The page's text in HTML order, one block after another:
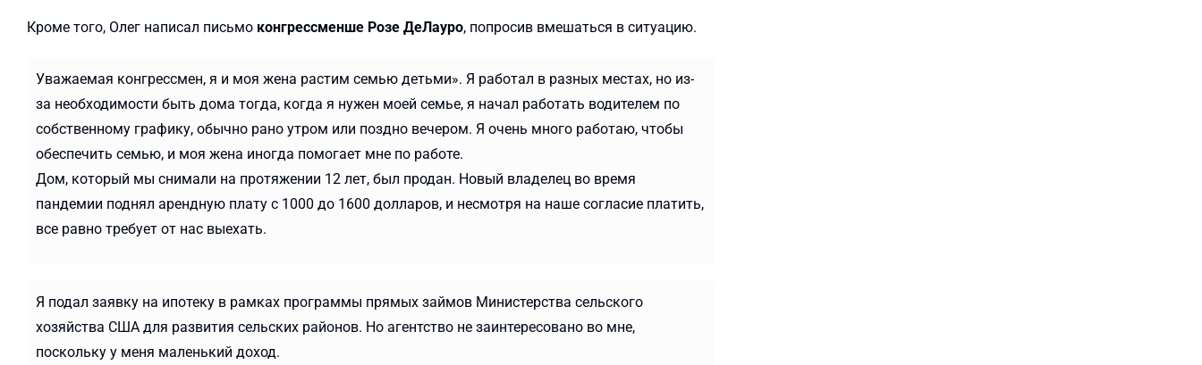
Кроме того, Олег написал письмо конгрессменше Розе ДеЛауро, попросив вмешаться в ситуацию.
Уважаемая конгрессмен, я и моя жена растим семью детьми». Я работал в разных местах, но из-
за необходимости быть дома тогда, когда я нужен моей семье, я начал работать водителем по
собственному графику, обычно рано утром или поздно вечером. Я очень много работаю, чтобы
обеспечить семью, и моя жена иногда помогает мне по работе.
Дом, который мы снимали на протяжении 12 лет, был продан. Новый владелец во время
пандемии поднял арендную плату с 1000 до 1600 долларов, и несмотря на наше согласие платить,
все равно требует от нас выехать.
Я подал заявку на ипотеку в рамках программы прямых займов Министерства сельского
хозяйства США для развития сельских районов. Но агентство не заинтересовано во мне,
поскольку у меня маленький доход.